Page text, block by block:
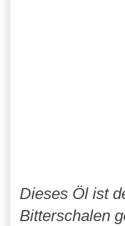
Dieses Öl ist
Bitterschalen